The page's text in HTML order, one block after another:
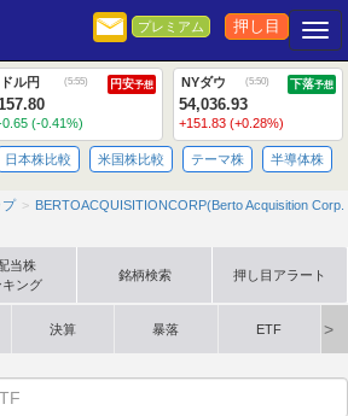
プレミアム 押し目
ドル円 (5:55) 円安予想
0.65 (-0.41%)
NYダウ (5:50) 下落予想
54,036.93
+151.83 (+0.28%)
日本株比較 米国株比較 テーマ株 半導体株
プ
BERTOACQUISITIONCORP(Berto Acquisition Corp.
当株
キング
銘柄検索 押し目アラート
決算 暴落 ETF